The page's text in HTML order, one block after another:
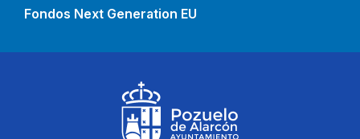
Fondos Next Generation EU